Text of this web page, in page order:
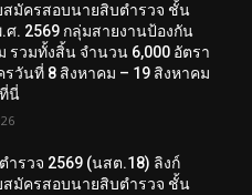
สมัครสอบนายสิบตำรวจ ชั้น
ศ. 2569 กลุ่มสายงานป้องกัน
รวมทั้งสิ้น จำนวน 6,000 อัตรา
รวันที่ 8 สิงหาคม – 19 สิงหาคม
นี่
ารวจ 2569 (นสต.18) ลิงก์
สมัครสอบนายสิบตำรวจ ชั้น